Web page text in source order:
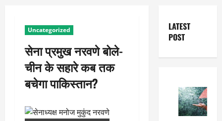
Uncategorized
सेना प्रमुख नरवणे बोले-
चीन के सहारे कब तक
बचेगा पाकिस्तान?
LATEST
POST